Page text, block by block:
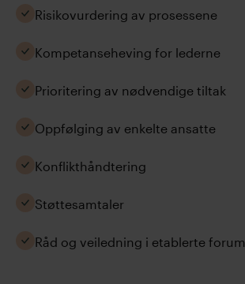
Risikovurdering av prosessene
Kompetanseheving for lederne
Prioritering av nødvendige tiltak
Oppfølging av enkelte ansatte
Konflikthåndtering
Støttesamtaler
Råd og veiledning i etablerte forum